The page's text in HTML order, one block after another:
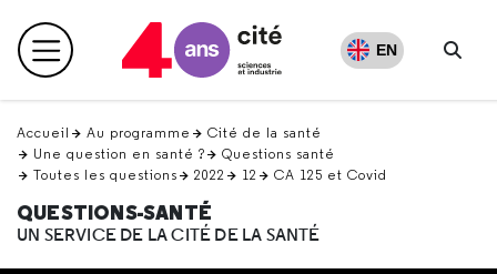
en
haut Menu principal EN
Accueil Au programme
Cité de la santé
Une question en santé ?
Questions santé
Toutes les questions
2022 12 CA 125 et Covid
QUESTIONS-SANTÉ
UN SERVICE DE LA CITÉ DE LA SANTÉ